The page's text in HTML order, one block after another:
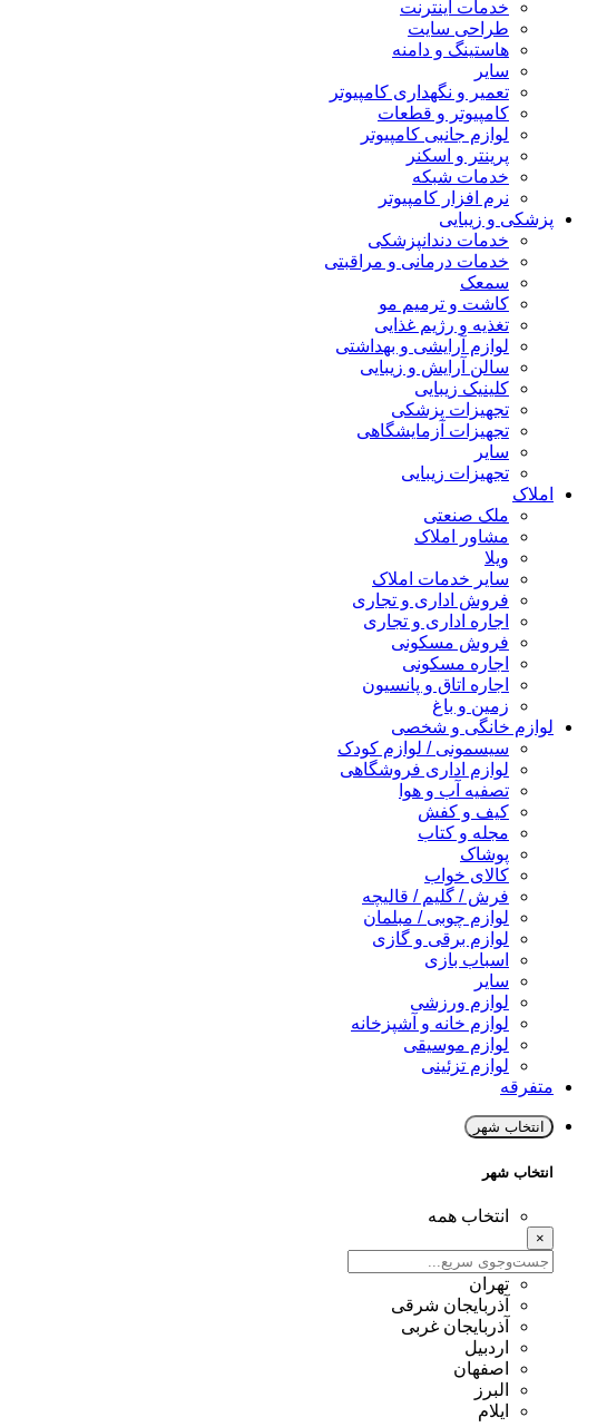
خدمات اینترنت
طراحی سایت
هاستینگ و دامنه
سایر
تعمیر و نگهداری کامپیوتر
کامپیوتر و قطعات
لوازم جانبی کامپیوتر
پرینتر و اسکنر
خدمات شبکه
نرم افزار کامپیوتر
پزشکی و زیبایی
خدمات دندانپزشکی
خدمات درمانی و مراقبتی
سمعک
کاشت و ترمیم مو
تغذیه و رژیم غذایی
لوازم آرایشی و بهداشتی
سالن آرایش و زیبایی
کلینیک زیبایی
تجهیزات پزشکی
تجهیزات آزمایشگاهی
سایر
تجهیزات زیبایی
املاک
ملک صنعتی
مشاور املاک
ویلا
سایر خدمات املاک
فروش اداری و تجاری
اجاره اداری و تجاری
فروش مسکونی
اجاره مسکونی
اجاره اتاق و پانسیون
زمین و باغ
لوازم خانگی و شخصی
سیسمونی / لوازم کودک
لوازم اداری فروشگاهی
تصفیه آب و هوا
کیف و کفش
مجله و کتاب
پوشاک
کالای خواب
فرش / گلیم / قالیچه
لوازم چوبی / مبلمان
لوازم برقی و گازی
اسباب بازی
سایر
لوازم ورزشی
لوازم خانه و آشپزخانه
لوازم موسیقی
لوازم تزئینی
متفرقه
انتخاب شهر
انتخاب شهر
انتخاب همه
×
تهران
آذربایجان شرقی
آذربایجان غربی
اردبیل
اصفهان
البرز
ایلام